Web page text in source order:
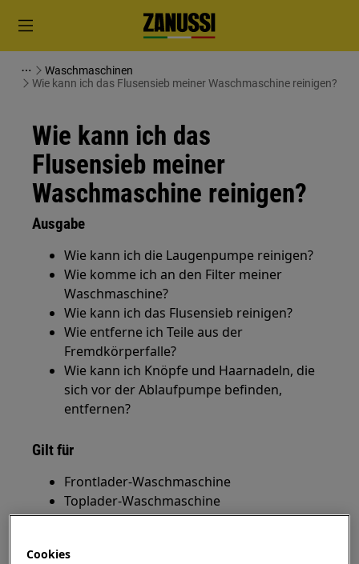
Waschmaschinen
Wie kann ich das Flusensieb meiner Waschmaschine reinigen?
Wie kann ich das
Flusensieb meiner
Waschmaschine reinigen?
Ausgabe
Wie kann ich die Laugenpumpe reinigen?
Wie komme ich an den Filter meiner
Waschmaschine?
Wie kann ich das Flusensieb reinigen?
Wie entferne ich Teile aus der
Fremdkörperfalle?
Wie kann ich Knöpfe und Haarnadeln, die
sich vor der Ablaufpumpe befinden,
entfernen?
Gilt für
Frontlader-Waschmaschine
Toplader-Waschmaschine
Cookies